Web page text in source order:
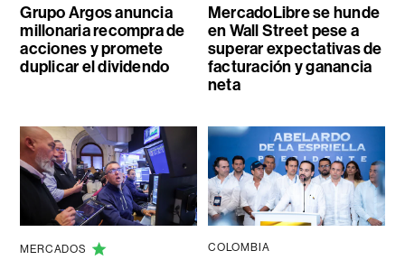
Grupo Argos anuncia
millonaria recompra de
acciones y promete
duplicar el dividendo
MercadoLibre se hunde
en Wall Street pese a
superar expectativas de
facturación y ganancia
neta
MERCADOS COLOMBIA